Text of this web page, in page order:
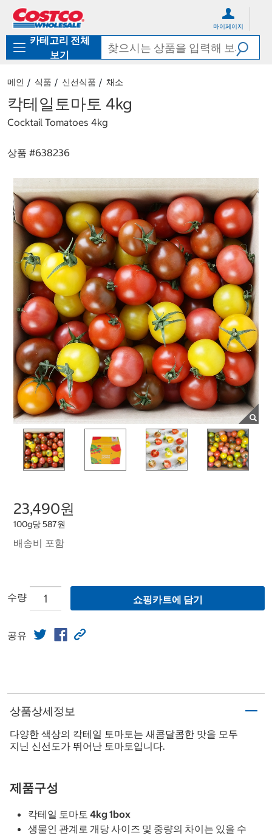
로
기
가
마이페이지
카테고리 전체
보기
메인 식품 신선식품 채소
칵테일토마토 4kg
Cocktail Tomatoes 4kg
상품 #638236
23,490원
100g당 587원
배송비 포함
수량 쇼핑카트에 담기
공유
상품상세정보
다양한 색상의 칵테일 토마토는 새콤달콤한 맛을 모두
지닌 신선도가 뛰어난 토마토입니다.
제품구성
칵테일 토마토 4kg 1box
생물인 관계로 개당 사이즈 및 중량의 차이는 있을 수